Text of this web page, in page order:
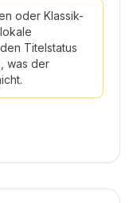
oder Klassik-
Titelstatus
was der